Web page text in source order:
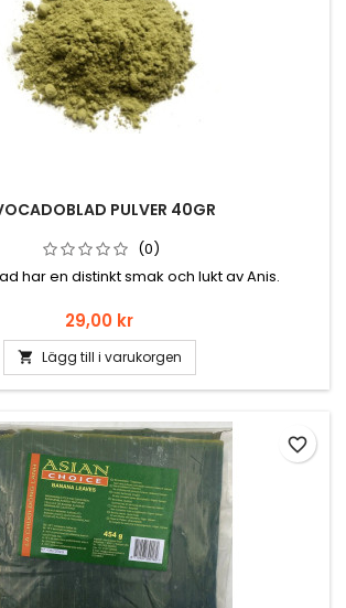
PULVER 40GR
(0)
har en distinkt smak och lukt av Anis.
Pris
29,00 kr
 Lägg till i varukorgen
favorite_border